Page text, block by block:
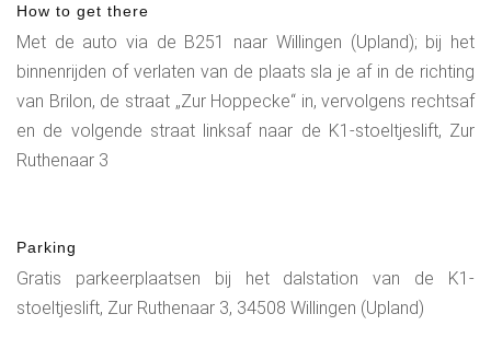
How to get there
Met de auto via de B251 naar Willingen (Upland); bij het
binnenrijden of verlaten van de plaats sla je af in de richting
van Brilon, de straat „Zur Hoppecke“ in, vervolgens rechtsaf
en de volgende straat linksaf naar de K1-stoeltjeslift, Zur
Ruthenaar 3
Parking
Gratis parkeerplaatsen bij het dalstation van de K1-
stoeltjeslift, Zur Ruthenaar 3, 34508 Willingen (Upland)